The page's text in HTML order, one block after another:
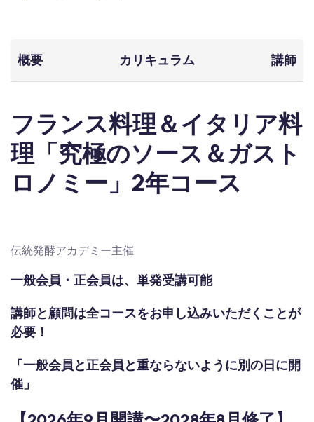
概要 カリキュラム 講師
フランス料理＆イタリア料
理「究極のソース＆ガスト
ロノミー」2年コース
伝統発酵アカデミー主催
一般会員・正会員は、単発受講可能
講師と顧問は全コースをお申し込みいただくことが
必要！
「一般会員と正会員と重ならないように別の日に開
催」